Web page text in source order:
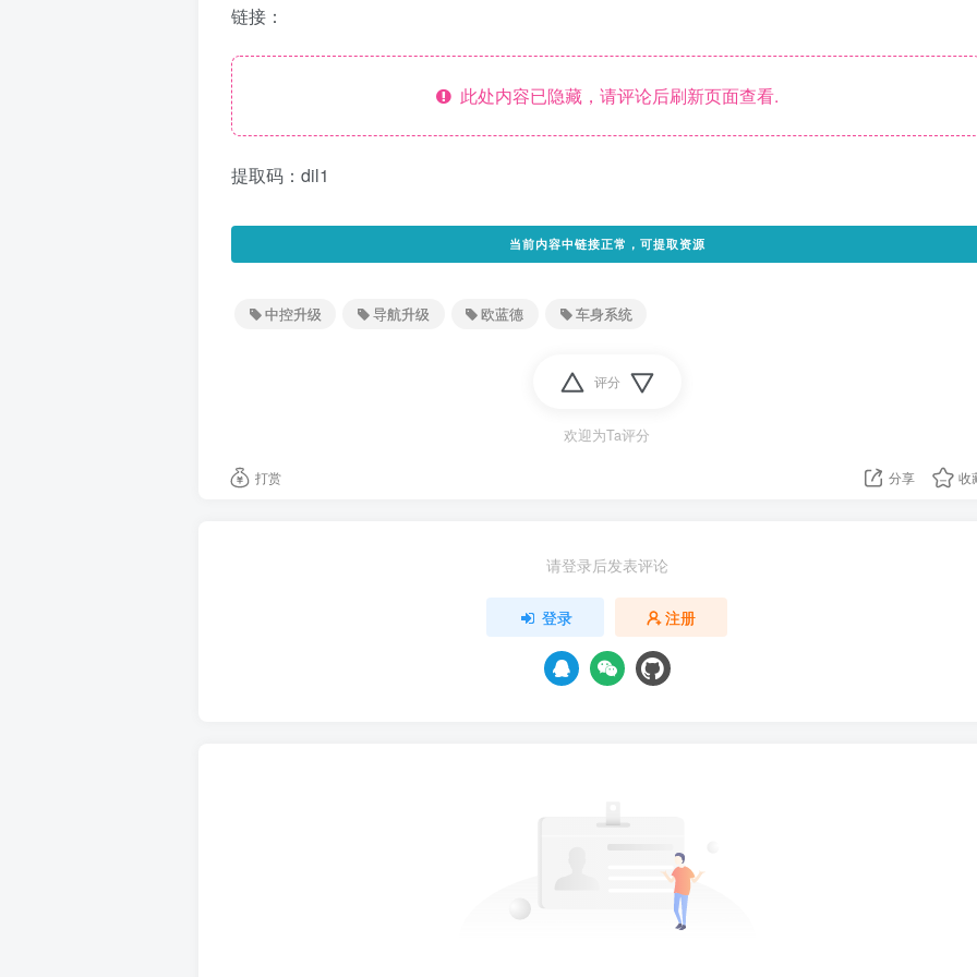
链接：
此处内容已隐藏，请评论后刷新页面查看.
提取码：dil1
当前内容中链接正常，可提取资源
中控升级 导航升级 欧蓝德 车身系统
评分
欢迎为Ta评分
打赏 分享 收
请登录后发表评论
登录 注册